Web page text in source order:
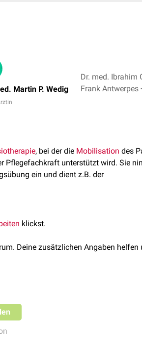
Martin P. Wedig
Dr. med. Ibrahim
, bei der die Mobilisation des
Pflegefachkraft unterstützt wird. Sie
ein und dient z.B. der
klickst.
Deine zusätzlichen Angaben helfen